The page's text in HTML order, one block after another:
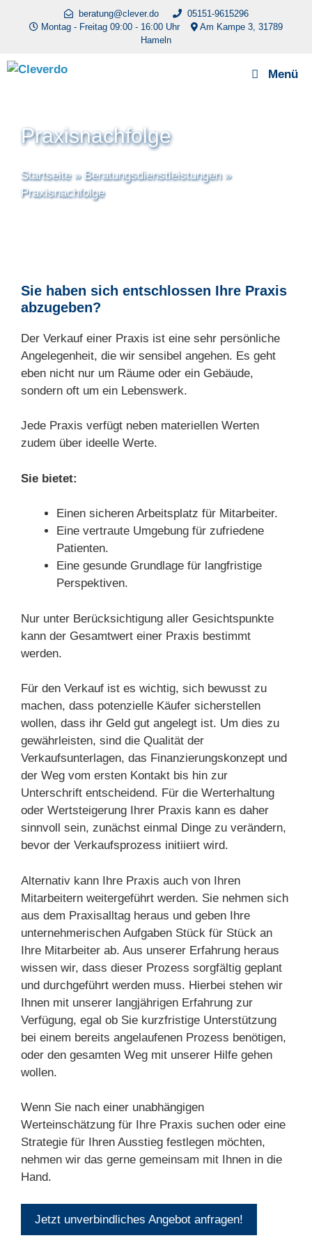
beratung@clever.do
05151-9615296
Montag - Freitag 09:00 - 16:00 Uhr
Am Kampe 3, 31789
Hameln
Menü
Praxisnachfolge
Startseite»Beratungsdienstleistungen»
Praxisnachfolge
Sie haben sich entschlossen Ihre Praxis
abzugeben?
Der Verkauf einer Praxis ist eine sehr persönliche
Angelegenheit, die wir sensibel angehen. Es geht
eben nicht nur um Räume oder ein Gebäude,
sondern oft um ein Lebenswerk.
Jede Praxis verfügt neben materiellen Werten
zudem über ideelle Werte.
Sie bietet:
Einen sicheren Arbeitsplatz für Mitarbeiter.
Eine vertraute Umgebung für zufriedene
Patienten.
Eine gesunde Grundlage für langfristige
Perspektiven.
Nur unter Berücksichtigung aller Gesichtspunkte
kann der Gesamtwert einer Praxis bestimmt
werden.
Für den Verkauf ist es wichtig, sich bewusst zu
machen, dass potenzielle Käufer sicherstellen
wollen, dass ihr Geld gut angelegt ist. Um dies zu
gewährleisten, sind die Qualität der
Verkaufsunterlagen, das Finanzierungskonzept und
der Weg vom ersten Kontakt bis hin zur
Unterschrift entscheidend. Für die Werterhaltung
oder Wertsteigerung Ihrer Praxis kann es daher
sinnvoll sein, zunächst einmal Dinge zu verändern,
bevor der Verkaufsprozess initiiert wird.
Alternativ kann Ihre Praxis auch von Ihren
Mitarbeitern weitergeführt werden. Sie nehmen sich
aus dem Praxisalltag heraus und geben Ihre
unternehmerischen Aufgaben Stück für Stück an
Ihre Mitarbeiter ab. Aus unserer Erfahrung heraus
wissen wir, dass dieser Prozess sorgfältig geplant
und durchgeführt werden muss. Hierbei stehen wir
Ihnen mit unserer langjährigen Erfahrung zur
Verfügung, egal ob Sie kurzfristige Unterstützung
bei einem bereits angelaufenen Prozess benötigen,
oder den gesamten Weg mit unserer Hilfe gehen
wollen.
Wenn Sie nach einer unabhängigen
Werteinschätzung für Ihre Praxis suchen oder eine
Strategie für Ihren Ausstieg festlegen möchten,
nehmen wir das gerne gemeinsam mit Ihnen in die
Hand.
Jetzt unverbindliches Angebot anfragen!